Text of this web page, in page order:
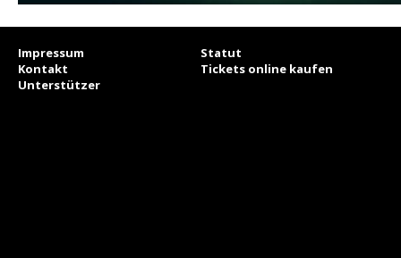
Impressum
Statut
Kontakt
Tickets online kaufen
Unterstützer